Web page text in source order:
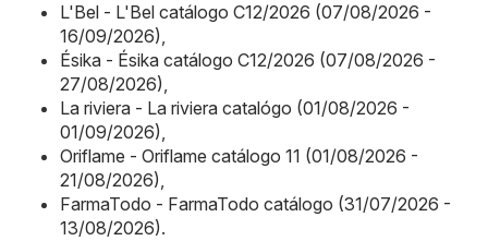
L'Bel - L'Bel catálogo C12/2026 (07/08/2026 -
16/09/2026),
Ésika - Ésika catálogo C12/2026 (07/08/2026 -
27/08/2026),
La riviera - La riviera catalógo (01/08/2026 -
01/09/2026),
Oriflame - Oriflame catálogo 11 (01/08/2026 -
21/08/2026),
FarmaTodo - FarmaTodo catálogo (31/07/2026 -
13/08/2026).